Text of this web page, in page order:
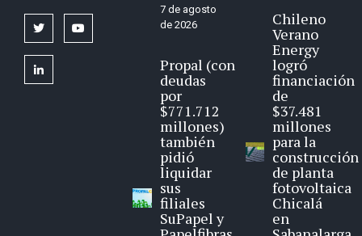
twitter
linkedin
7 de agosto
de 2026
Propal (con
deudas
por
$771.712
millones)
también
pidió
liquidar
sus
filiales
SuPapel y
Chileno
Verano
Energy
logró
financiación
de
$37.481
millones
para la
construcción
de planta
fotovoltaica
Chicalá
en